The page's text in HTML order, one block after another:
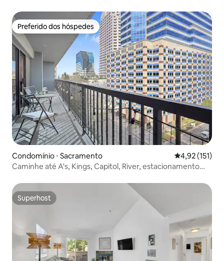
Preferido dos hóspedes
Preferido dos hóspedes
Condomínio ⋅ Sacramento 4,92 de uma
4,92 (151)
Caminhe até A's, Kings, Capitol, River, estacionamento
Superhost
Superhost